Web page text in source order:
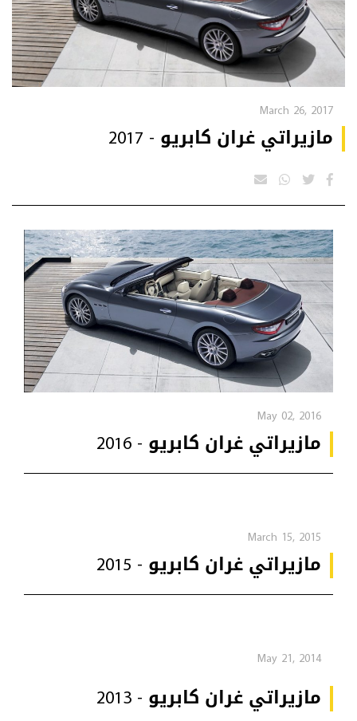
March 26, 2017
مازيراتي غران كابريو - 2017
May 02, 2016
مازيراتي غران كابريو - 2016
March 15, 2015
مازيراتي غران كابريو - 2015
May 21, 2014
مازيراتي غران كابريو - 2013